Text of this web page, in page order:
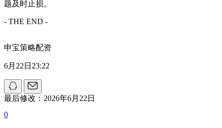
题及时止损。
- THE END -
申宝策略配资
6月22日23:22
最后修改：2026年6月22日
0